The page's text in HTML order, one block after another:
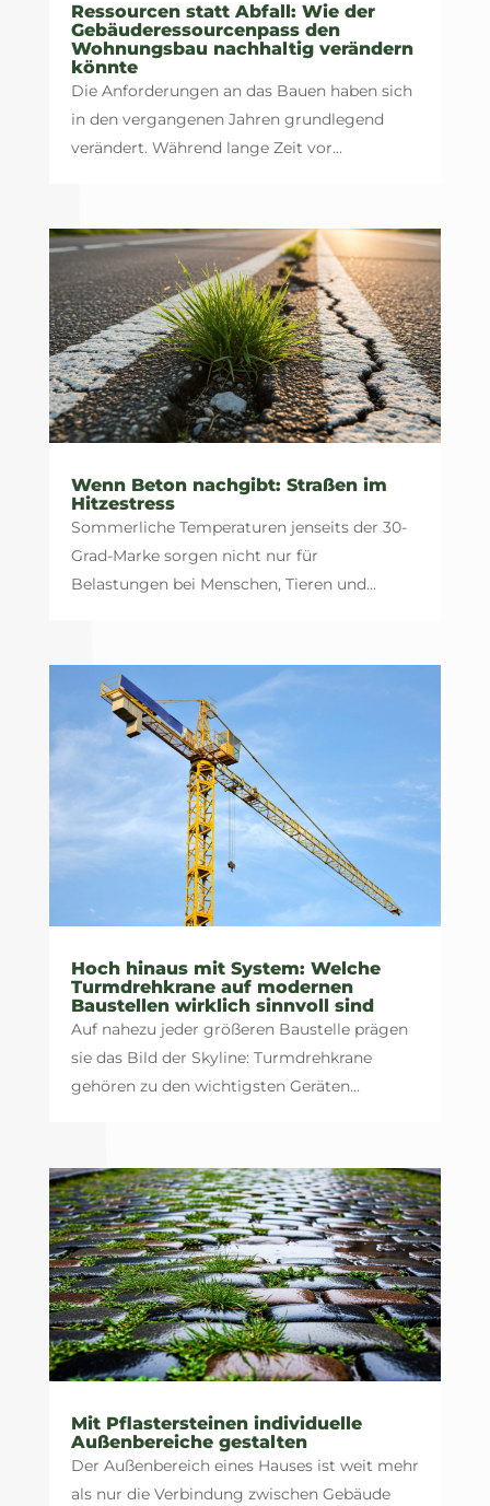
Ressourcen statt Abfall: Wie der
Gebäuderessourcenpass den
Wohnungsbau nachhaltig verändern
könnte
Die Anforderungen an das Bauen haben sich
in den vergangenen Jahren grundlegend
verändert. Während lange Zeit vor...
Wenn Beton nachgibt: Straßen im
Hitzestress
Sommerliche Temperaturen jenseits der 30-
Grad-Marke sorgen nicht nur für
Belastungen bei Menschen, Tieren und...
Hoch hinaus mit System: Welche
Turmdrehkrane auf modernen
Baustellen wirklich sinnvoll sind
Auf nahezu jeder größeren Baustelle prägen
sie das Bild der Skyline: Turmdrehkrane
gehören zu den wichtigsten Geräten...
Mit Pflastersteinen individuelle
Außenbereiche gestalten
Der Außenbereich eines Hauses ist weit mehr
als nur die Verbindung zwischen Gebäude